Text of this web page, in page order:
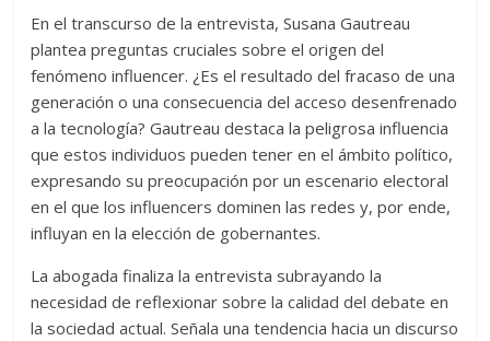
En el transcurso de la entrevista, Susana Gautreau
plantea preguntas cruciales sobre el origen del
fenómeno influencer. ¿Es el resultado del fracaso de una
generación o una consecuencia del acceso desenfrenado
a la tecnología? Gautreau destaca la peligrosa influencia
que estos individuos pueden tener en el ámbito político,
expresando su preocupación por un escenario electoral
en el que los influencers dominen las redes y, por ende,
influyan en la elección de gobernantes.
La abogada finaliza la entrevista subrayando la
necesidad de reflexionar sobre la calidad del debate en
la sociedad actual. Señala una tendencia hacia un discurso